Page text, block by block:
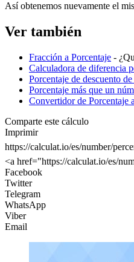
Así obtenemos nuevamente el
Ver también
Fracción a Porcentaje -
Calculadora de diferencia
Porcentaje de descuento
Porcentaje más que un
Convertidor de Porcentaje
Comparte este cálculo
Imprimir
https://calculat.io/es/number/
<a href="https://calculat.io/es/
Facebook
Twitter
Telegram
WhatsApp
Viber
Email